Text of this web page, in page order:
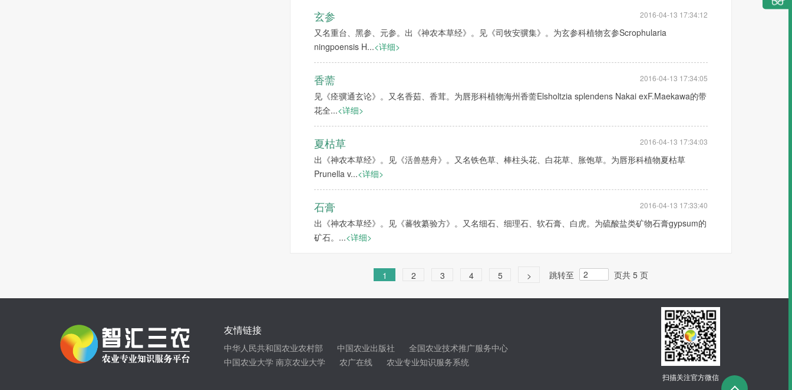
玄参 2016-04-13 17:34:12
又名重台、黑参、元参。出《神农本草经》。见《司牧安骥集》。为玄参科植物玄参Scrophularia
ningpoensis H...<详细>
香薷 2016-04-13 17:34:05
见《痊骥通玄论》。又名香茹、香茸。为唇形科植物海州香薷Elsholtzia splendens Nakai exF.Maekawa的带
花全...<详细>
夏枯草 2016-04-13 17:34:03
出《神农本草经》。见《活兽慈舟》。又名铁色草、棒柱头花、白花草、胀饱草。为唇形科植物夏枯草
Prunella v...<详细>
石膏 2016-04-13 17:33:40
出《神农本草经》。见《蕃牧纂验方》。又名细石、细理石、软石膏、白虎。为硫酸盐类矿物石膏gypsum的
矿石。...<详细>
1 2 3 4 5 > 跳转至 页共 5 页
友情链接
中华人民共和国农业农村部 中国农业出版社
全国农业技术推广服务中心
中国农业大学 南京农业大学 农广在线 农业专业知识服务系统
扫描关注官方微信